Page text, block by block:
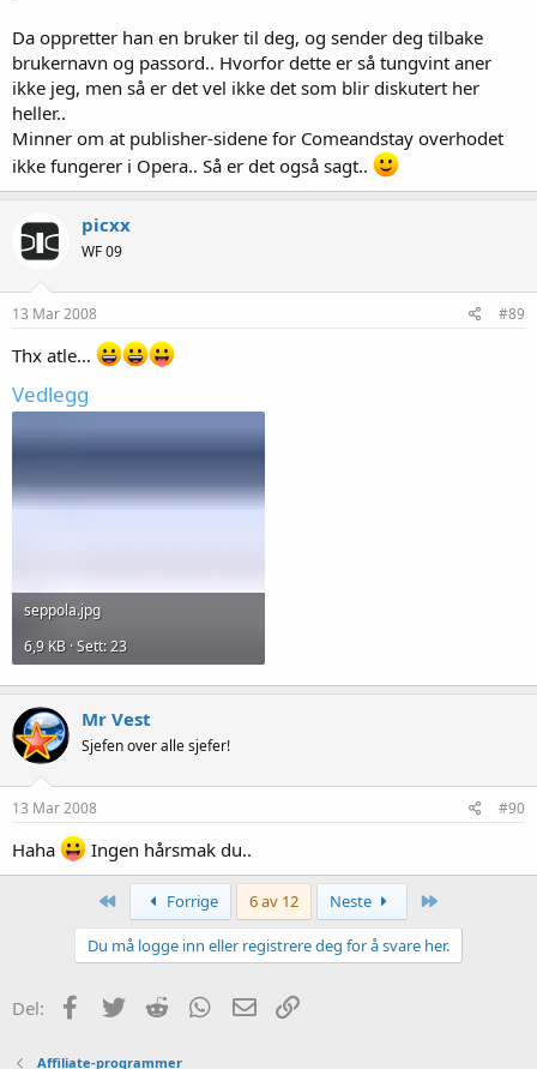
Da oppretter han en bruker til deg, og sender deg tilbake
brukernavn og passord.. Hvorfor dette er så tungvint aner
ikke jeg, men så er det vel ikke det som blir diskutert her
heller..
Minner om at publisher-sidene for Comeandstay overhodet
ikke fungerer i Opera.. Så er det også sagt..
picxx
WF 09
13 Mar 2008 #89
Thx atle...
Vedlegg
seppola.jpg
6,9 KB · Sett: 23
Mr Vest
Sjefen over alle sjefer!
13 Mar 2008 #90
Haha Ingen hårsmak du..
Først Forrige 6 av 12 Neste
Du må logge inn eller registrere deg for å svare her.
Del: Facebook
Twitter Reddit WhatsApp
E-post
Affiliate-programmer